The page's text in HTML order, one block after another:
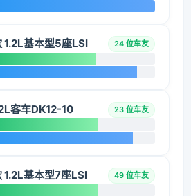
1.2L基本型5座LSI 24 位车友
客车DK12-10 23 位车友
1.2L基本型7座LSI 49 位车友